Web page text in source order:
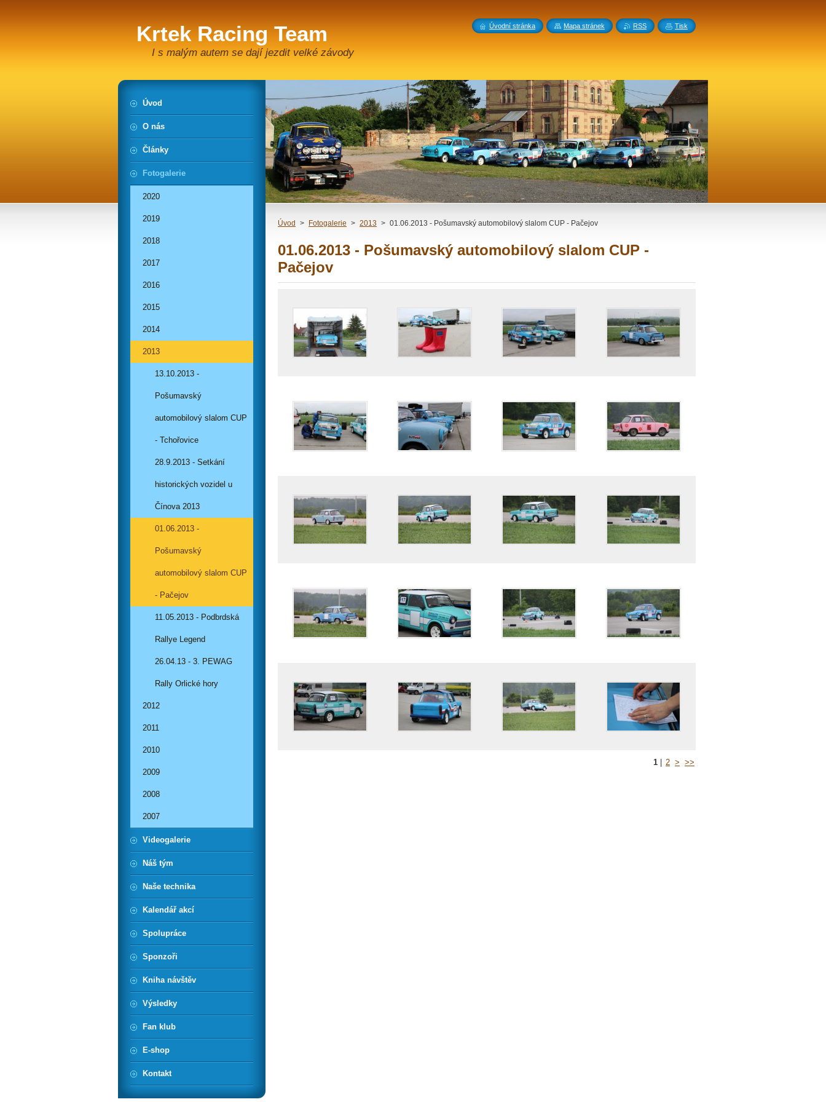
Krtek Racing Team
I s malým autem se dají jezdit velké závody
Úvod > Fotogalerie > 2013 > 01.06.2013 - Pošumavský automobilový slalom CUP - Pačejov
01.06.2013 - Pošumavský automobilový slalom CUP -
Pačejov
1 2 > >>
Úvod
O nás
Články
Fotogalerie
2020
2019
2018
2017
2016
2015
2014
2013
13.10.2013 -
Pošumavský
automobilový slalom CUP
- Tchořovice
28.9.2013 - Setkání
historických vozidel u
Čínova 2013
01.06.2013 -
Pošumavský
automobilový slalom CUP
- Pačejov
11.05.2013 - Podbrdská
Rallye Legend
26.04.13 - 3. PEWAG
Rally Orlické hory
2012
2011
2010
2009
2008
2007
Videogalerie
Náš tým
Naše technika
Kalendář akcí
Spolupráce
Sponzoři
Kniha návštěv
Výsledky
Fan klub
E-shop
Kontakt
Úvodní stránka Mapa stránek RSS Tisk